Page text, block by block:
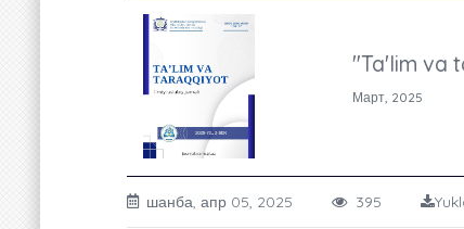
"Ta'lim va
Март, 2025
шанба, апр 05, 2025 395